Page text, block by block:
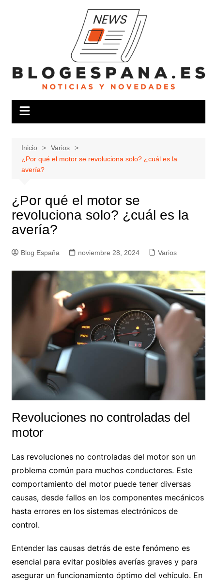
Inicio
Varios
¿Por qué el motor se revoluciona solo? ¿cuál es la
avería?
¿Por qué el motor se
revoluciona solo? ¿cuál es la
avería?
Blog España noviembre 28, 2024 Varios
Revoluciones no controladas del
motor
Las revoluciones no controladas del motor son un
problema común para muchos conductores. Este
comportamiento del motor puede tener diversas
causas, desde fallos en los componentes mecánicos
hasta errores en los sistemas electrónicos de
control.
Entender las causas detrás de este fenómeno es
esencial para evitar posibles averías graves y para
asegurar un funcionamiento óptimo del vehículo. En